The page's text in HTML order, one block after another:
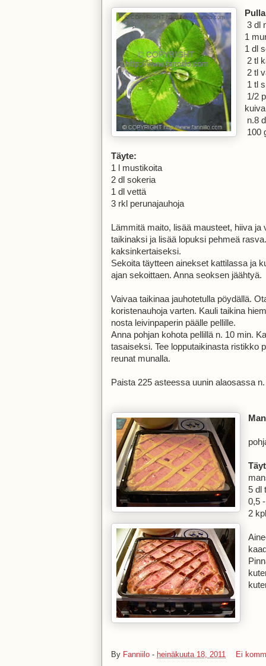
3 dl
1
1 dl
2 tl
2 tl
1 tl
1/2
n.8
100
Täyte:
1 l mustikoita
2 dl sokeria
1 dl vettä
3 rkl perunajauhoja
Lämmitä maito, lisää mausteet, hiiva
taikinaksi ja lisää lopuksi pehmeä
kaksinkertaiseksi.
Sekoita täytteen ainekset kattilassa ja
ajan sekoittaen. Anna seoksen jäähtyä.
Vaivaa taikinaa jauhotetulla pöydällä.
koristenauhoja varten. Kauli taikina
nosta leivinpaperin päälle pellille.
Anna pohjan kohota pellillä n. 10 min.
tasaiseksi. Tee lopputaikinasta ristikko
reunat munalla.
Paista 225 asteessa uunin alaosassa
5 dl
0,5
2
By Fanniilo - heinäkuuta 18, 2011 Ei